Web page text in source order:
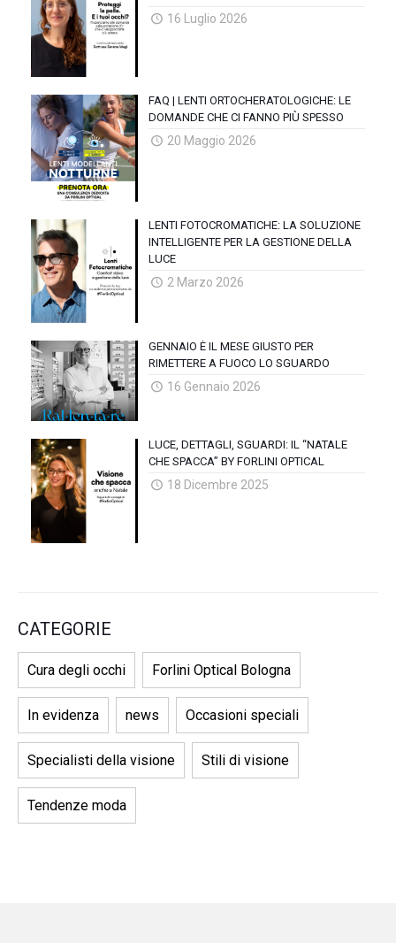
16 Luglio 2026
FAQ | LENTI ORTOCHERATOLOGICHE: LE
DOMANDE CHE CI FANNO PIÙ SPESSO
20 Maggio 2026
LENTI FOTOCROMATICHE: LA SOLUZIONE
INTELLIGENTE PER LA GESTIONE DELLA
LUCE
2 Marzo 2026
GENNAIO È IL MESE GIUSTO PER
RIMETTERE A FUOCO LO SGUARDO
16 Gennaio 2026
LUCE, DETTAGLI, SGUARDI: IL “NATALE
CHE SPACCA” BY FORLINI OPTICAL
18 Dicembre 2025
CATEGORIE
Cura degli occhi Forlini Optical Bologna
In evidenza news Occasioni speciali
Specialisti della visione Stili di visione
Tendenze moda